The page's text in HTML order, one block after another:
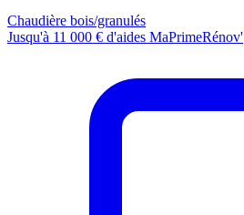
Chaudière bois/granulés
Jusqu'à 11 000 € d'aides MaPrimeRénov'